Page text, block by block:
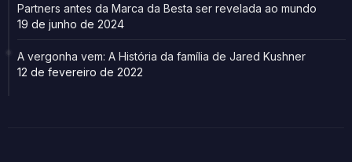
Partners antes da Marca da Besta ser revelada ao mundo
19 de junho de 2024
A vergonha vem: A História da família de Jared Kushner
12 de fevereiro de 2022